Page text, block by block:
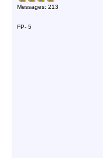
Messages: 213
FP- 5